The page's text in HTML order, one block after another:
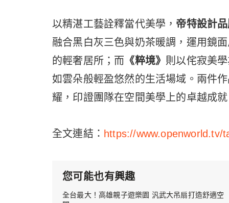
以精湛工藝詮釋當代美學， 帝特設計
融合黑白灰三色與奶茶暖調，運用鏡
的輕奢居所；而 《粹境》 則以侘寂美
如雲朵般輕盈悠然的生活場域。兩件
耀，印證團隊在空間美學上的卓越成
全文連結： https://www.openworld.tv/
您可能也有興趣
全台最大！高雄親子遊樂園 汎武大吊扇打造舒適空